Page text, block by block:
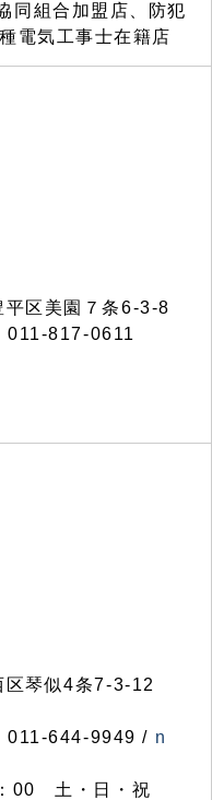
同組合加盟店、防犯
電気工事士在籍店
区美園７条6-3-8
011-817-0611
琴似4条7-3-12
011-644-9949 / n
：00 土・日・祝